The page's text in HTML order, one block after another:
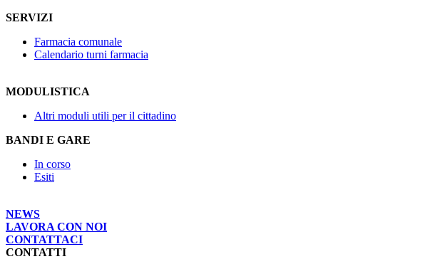
SERVIZI
Farmacia comunale
Calendario turni farmacia
MODULISTICA
Altri moduli utili per il cittadino
BANDI E GARE
In corso
Esiti
NEWS
LAVORA CON NOI
CONTATTACI
CONTATTI